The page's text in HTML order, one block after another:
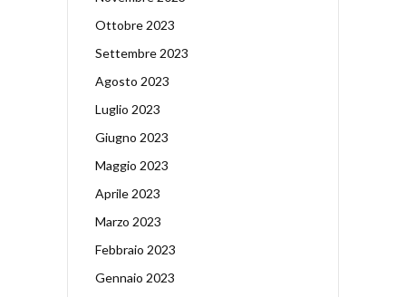
Ottobre 2023
Settembre 2023
Agosto 2023
Luglio 2023
Giugno 2023
Maggio 2023
Aprile 2023
Marzo 2023
Febbraio 2023
Gennaio 2023